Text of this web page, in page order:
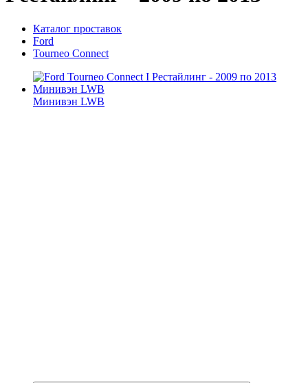
Каталог проставок
Ford
Tourneo Connect
Минивэн LWB